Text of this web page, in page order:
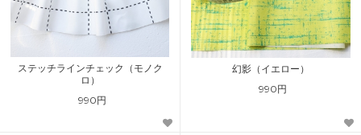
ステッチラインチェック（モノク
ロ）
990円
幻影（イエロー）
990円